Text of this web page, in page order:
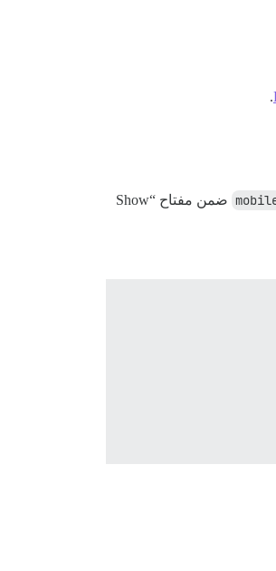
.
ضمن مفتاح “Show